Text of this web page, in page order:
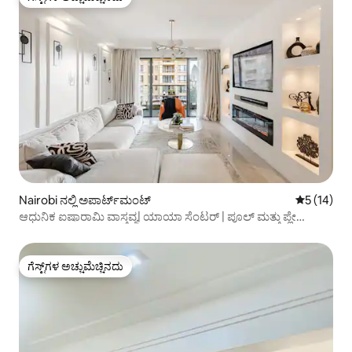
ಗೆಸ್ಟ್‌ಗಳ ಅಚ್ಚುಮೆಚ್ಚಿನದು
Nairobi ನಲ್ಲಿ ಅಪಾರ್ಟ್‌ಮಂಟ್ 5 ರಲ್ಲಿ 5
5 (14)
ಆಧುನಿಕ ಐಷಾರಾಮಿ ವಾಸ್ತವ್ಯ| ಯಾಯಾ ಸೆಂಟರ್ | ಪೂಲ್ ಮತ್ತು ಪ್ಲೇ
ಗೆಸ್ಟ್‌ಗಳ ಅಚ್ಚುಮೆಚ್ಚಿನದು
ಗೆಸ್ಟ್‌ಗಳ ಅಚ್ಚುಮೆಚ್ಚಿನದು